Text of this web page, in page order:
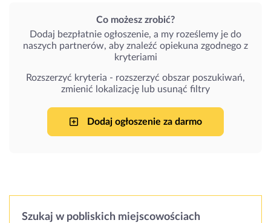
Co możesz zrobić?
Dodaj bezpłatnie ogłoszenie, a my roześlemy je do
naszych partnerów, aby znaleźć opiekuna zgodnego z
kryteriami
Rozszerzyć kryteria - rozszerzyć obszar poszukiwań,
zmienić lokalizację lub usunąć filtry
Dodaj ogłoszenie za darmo
Szukaj w pobliskich miejscowościach